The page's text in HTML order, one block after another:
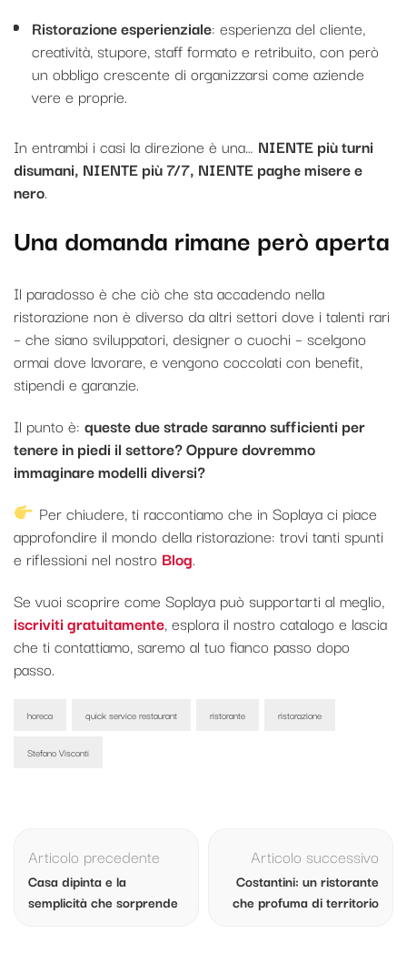
Ristorazione esperienziale: esperienza del cliente,
creatività, stupore, staff formato e retribuito, con però
un obbligo crescente di organizzarsi come aziende
vere e proprie.
In entrambi i casi la direzione è una… NIENTE più turni
disumani, NIENTE più 7/7, NIENTE paghe misere e
nero.
Una domanda rimane però aperta
Il paradosso è che ciò che sta accadendo nella
ristorazione non è diverso da altri settori dove i talenti rari
– che siano sviluppatori, designer o cuochi – scelgono
ormai dove lavorare, e vengono coccolati con benefit,
stipendi e garanzie.
Il punto è: queste due strade saranno sufficienti per
tenere in piedi il settore? Oppure dovremmo
immaginare modelli diversi?
Per chiudere, ti raccontiamo che in Soplaya ci piace
approfondire il mondo della ristorazione: trovi tanti spunti
e riflessioni nel nostro Blog.
Se vuoi scoprire come Soplaya può supportarti al meglio,
iscriviti gratuitamente, esplora il nostro catalogo e lascia
che ti contattiamo, saremo al tuo fianco passo dopo
passo.
horeca quick service restaurant ristorante ristorazione
Stefano Visconti
articolo
Articolo precedente
Casa dipinta e la
semplicità che sorprende
Articolo successivo
Costantini: un ristorante
che profuma di territorio